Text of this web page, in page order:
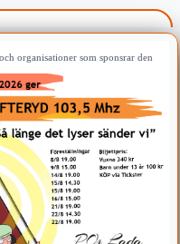
organisationer som sponsrar den